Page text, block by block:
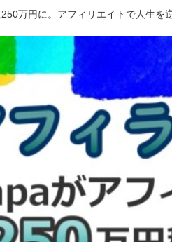
万円に。アフィリエイトで人生を